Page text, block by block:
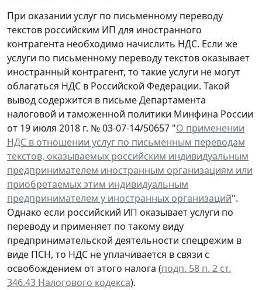
При оказании услуг по письменному переводу
текстов российским ИП для иностранного
контрагента необходимо начислить НДС. Если же
услуги по письменному переводу текстов оказывает
иностранный контрагент, то такие услуги не могут
облагаться НДС в Российской Федерации. Такой
вывод содержится в письме Департамента
налоговой и таможенной политики Минфина России
от 19 июля 2018 г. № 03-07-14/50657 "О применении
НДС в отношении услуг по письменным переводам
текстов, оказываемых российским индивидуальным
предпринимателем иностранным организациям или
приобретаемых этим индивидуальным
предпринимателем у иностранных организаций".
Однако если российский ИП оказывает услуги по
переводу и применяет по такому виду
предпринимательской деятельности спецрежим в
виде ПСН, то НДС не уплачивается в связи с
освобождением от этого налога (подп. 58 п. 2 ст.
346.43 Налогового кодекса).